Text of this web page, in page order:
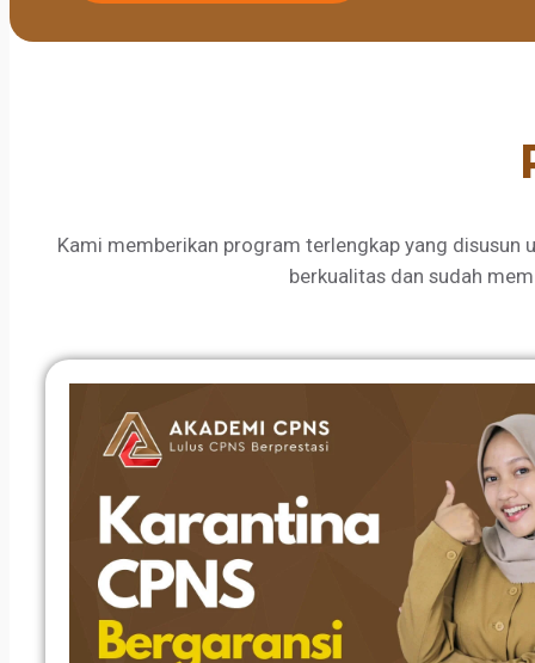
Kami memberikan program terlengkap yang disusun
berkualitas dan sudah